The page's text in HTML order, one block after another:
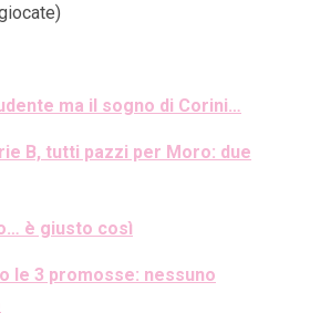
ma il sogno di Corini…
B, tutti pazzi per Moro: due
è giusto così
le 3 promosse: nessuno